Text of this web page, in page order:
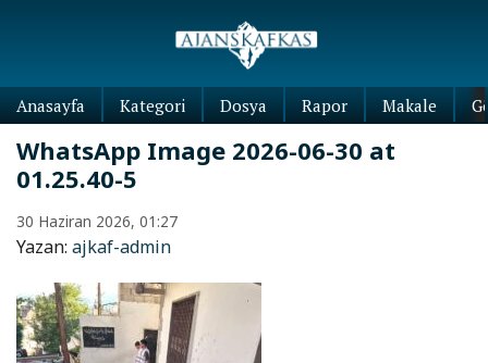
Anasayfa Kategori Dosya Rapor Makale
WhatsApp Image 2026-06-30 at
01.25.40-5
30 Haziran 2026, 01:27
Yazan: ajkaf-admin